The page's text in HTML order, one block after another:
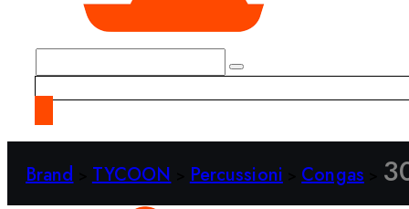
Brand TYCOON Percussioni Congas